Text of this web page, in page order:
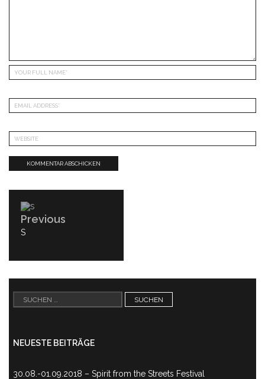
Beitragsnavigation
Previous
PREVIOUS
S
Suchen
nach:
NEUESTE BEITRÄGE
30.08.-01.09.2018 – Spirit from the Streets Festival